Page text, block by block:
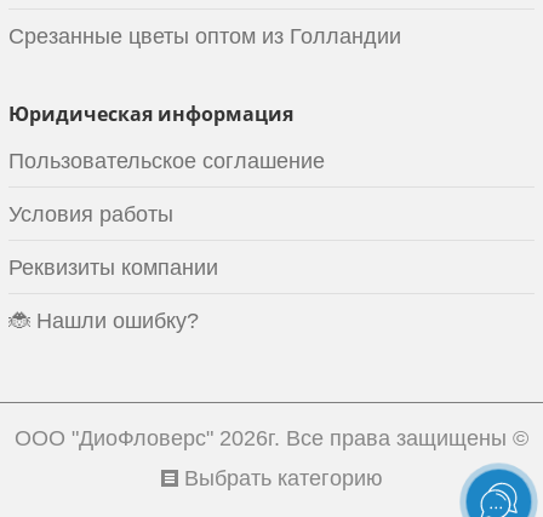
Срезанные цветы оптом из Голландии
Юридическая информация
Пользовательское соглашение
Условия работы
Реквизиты компании
🐞 Нашли ошибку?
ООО "ДиоФловерс" 2026г. Все права защищены ©
Выбрать категорию